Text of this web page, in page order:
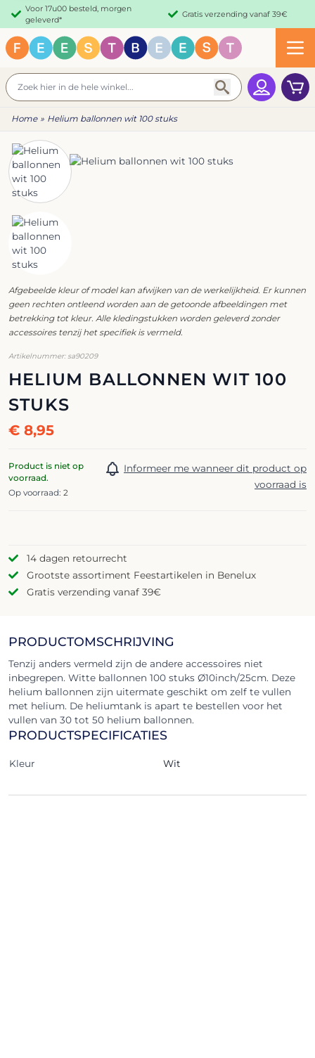
Ga direct door naar de inhoud
Voor 17u00 besteld, morgen
geleverd*
Gratis verzending vanaf 39€
Grootste assortiment
Feestartikelen in Nederland!
Uitstekende Klantenservice
Zoeken
Home » Helium ballonnen wit 100 stuks
Afgebeelde kleur of model kan afwijken van de werkelijkheid. Er kunnen
geen rechten ontleend worden aan de getoonde afbeeldingen met
betrekking tot kleur. Alle kledingstukken worden geleverd zonder
accessoires tenzij het specifiek is vermeld.
Artikelnummer: sa90209
HELIUM BALLONNEN WIT 100
STUKS
€ 8,95
Product is niet op
voorraad.
Op voorraad: 2
Informeer me wanneer dit product op
voorraad is
14 dagen retourrecht
Grootste assortiment Feestartikelen in Benelux
Gratis verzending vanaf 39€
PRODUCTOMSCHRIJVING
Tenzij anders vermeld zijn de andere accessoires niet
inbegrepen. Witte ballonnen 100 stuks Ø10inch/25cm. Deze
helium ballonnen zijn uitermate geschikt om zelf te vullen
met helium. De heliumtank is apart te bestellen voor het
vullen van 30 tot 50 helium ballonnen.
PRODUCTSPECIFICATIES
Kleur Wit